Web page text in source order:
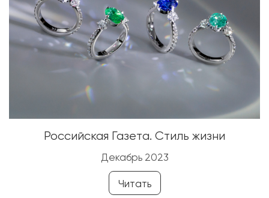
Российская Газета. Стиль жизни
Декабрь 2023
Читать